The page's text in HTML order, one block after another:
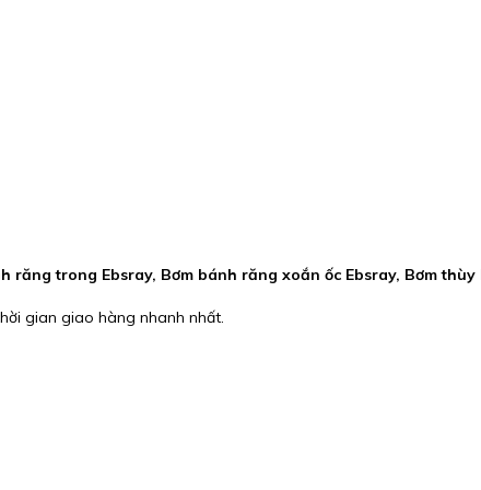
trong Ebsray, Bơm bánh răng xoắn ốc Ebsray, Bơm thùy
gian giao hàng nhanh nhất.